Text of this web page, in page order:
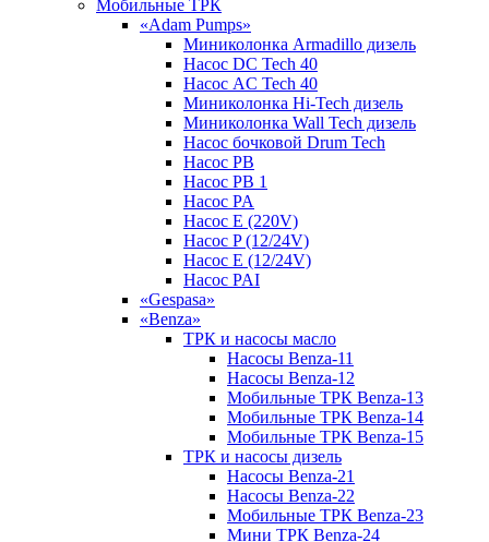
Мобильные ТРК
«Adam Pumps»
Миниколонка Armadillo дизель
Насос DC Tech 40
Насос AC Tech 40
Миниколонка Hi-Tech дизель
Миниколонка Wall Tech дизель
Насос бочковой Drum Tech
Насос PB
Насос PB 1
Насос PA
Насос E (220V)
Насос P (12/24V)
Насос E (12/24V)
Насос PAI
«Gespasa»
«Benza»
ТРК и насосы масло
Насосы Benza-11
Насосы Benza-12
Мобильные ТРК Benza-13
Мобильные ТРК Benza-14
Мобильные ТРК Benza-15
ТРК и насосы дизель
Насосы Benza-21
Насосы Benza-22
Мобильные ТРК Benza-23
Мини ТРК Benza-24